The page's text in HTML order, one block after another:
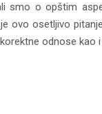
smo o opštim
ovo osetljivo
odnose kao